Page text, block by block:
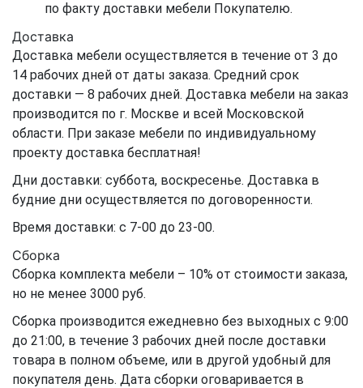
по факту доставки мебели Покупателю.
Доставка
Доставка мебели осуществляется в течение от 3 до
14 рабочих дней от даты заказа. Средний срок
доставки — 8 рабочих дней. Доставка мебели на заказ
производится по г. Москве и всей Московской
области. При заказе мебели по индивидуальному
проекту доставка бесплатная!
Дни доставки: суббота, воскресенье. Доставка в
будние дни осуществляется по договоренности.
Время доставки: с 7-00 до 23-00.
Сборка
Сборка комплекта мебели – 10% от стоимости заказа,
но не менее 3000 руб.
Сборка производится ежедневно без выходных с 9:00
до 21:00, в течение 3 рабочих дней после доставки
товара в полном объеме, или в другой удобный для
покупателя день. Дата сборки оговаривается в